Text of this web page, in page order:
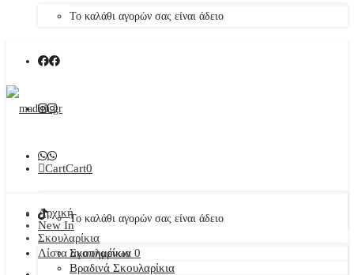
Το καλάθι αγορών σας είναι άδειο
CartCart0
Το καλάθι αγορών σας είναι άδειο
Λίστα αγαπημένων 0
Αρχική
New In
Σκουλαρίκια
Σκουλαρίκια
Βραδινά Σκουλαρίκια